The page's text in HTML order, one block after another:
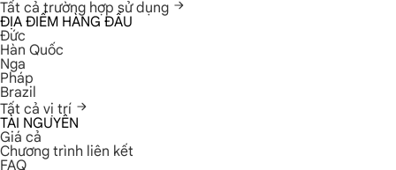
Tất cả trường hợp sử dụng
ĐỊA ĐIỂM HÀNG ĐẦU
Đức
Hàn Quốc
Nga
Pháp
Brazil
Tất cả vị trí
TÀI NGUYÊN
Giá cả
Chương trình liên kết
FAQ